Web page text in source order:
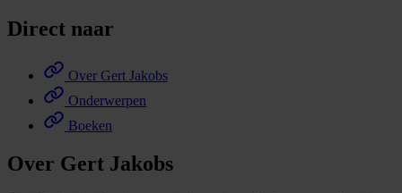
Direct naar
Over Gert Jakobs
Onderwerpen
Boeken
Over Gert Jakobs